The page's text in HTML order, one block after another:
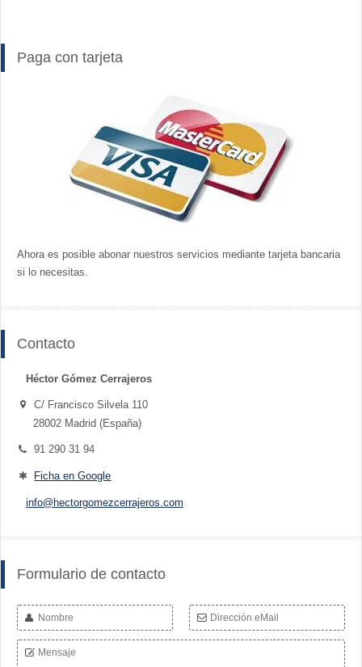
Paga con tarjeta
Ahora es posible abonar nuestros servicios mediante tarjeta bancaria
si lo necesitas.
Contacto
Héctor Gómez Cerrajeros
C/ Francisco Silvela 110
28002 Madrid (España)
91 290 31 94
Ficha en Google
info@hectorgomezcerrajeros.com
Formulario de contacto